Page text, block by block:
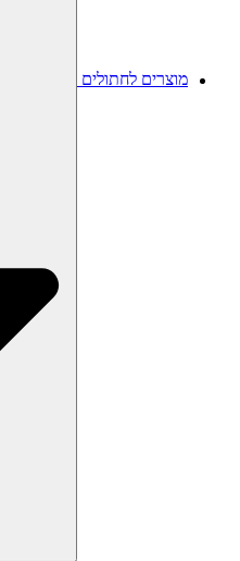
מוצרים לחתולים